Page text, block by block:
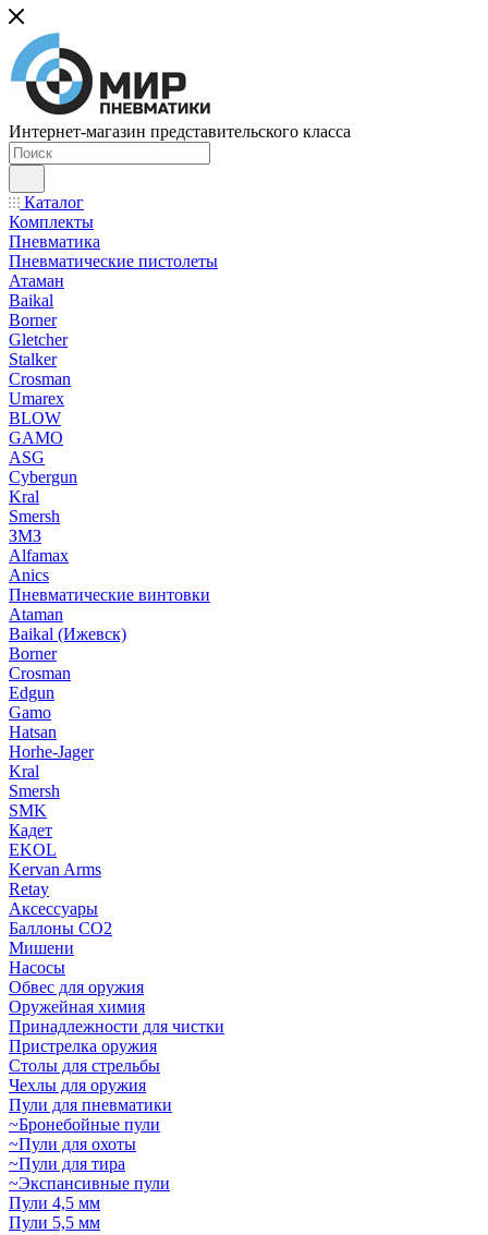
Интернет-магазин представительского класса
Каталог
Комплекты
Пневматика
Пневматические пистолеты
Атаман
Baikal
Borner
Gletcher
Stalker
Crosman
Umarex
BLOW
GAMO
ASG
Cybergun
Kral
Smersh
ЗМЗ
Alfamax
Anics
Пневматические винтовки
Ataman
Baikal (Ижевск)
Borner
Crosman
Edgun
Gamo
Hatsan
Horhe-Jager
Kral
Smersh
SMK
Кадет
EKOL
Kervan Arms
Retay
Аксессуары
Баллоны СО2
Мишени
Насосы
Обвес для оружия
Оружейная химия
Принадлежности для чистки
Пристрелка оружия
Столы для стрельбы
Чехлы для оружия
Пули для пневматики
~Бронебойные пули
~Пули для охоты
~Пули для тира
~Экспансивные пули
Пули 4,5 мм
Пули 5,5 мм